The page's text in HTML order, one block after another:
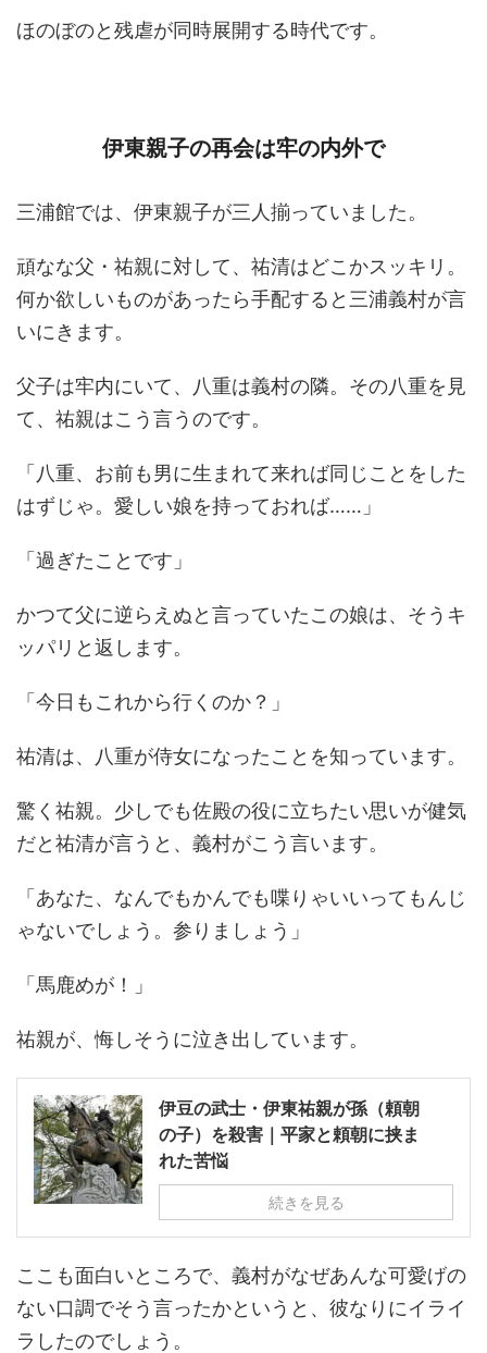
ほのぼのと残虐が同時展開する時代です。
伊東親子の再会は牢の内外で
三浦館では、伊東親子が三人揃っていました。
頑なな父・祐親に対して、祐清はどこかスッキリ。
何か欲しいものがあったら手配すると三浦義村が言
いにきます。
父子は牢内にいて、八重は義村の隣。その八重を見
て、祐親はこう言うのです。
「八重、お前も男に生まれて来れば同じことをした
はずじゃ。愛しい娘を持っておれば……」
「過ぎたことです」
かつて父に逆らえぬと言っていたこの娘は、そうキ
ッパリと返します。
「今日もこれから行くのか？」
祐清は、八重が侍女になったことを知っています。
驚く祐親。少しでも佐殿の役に立ちたい思いが健気
だと祐清が言うと、義村がこう言います。
「あなた、なんでもかんでも喋りゃいいってもんじ
ゃないでしょう。参りましょう」
「馬鹿めが！」
祐親が、悔しそうに泣き出しています。
伊豆の武士・伊東祐親が孫（頼朝
の子）を殺害｜平家と頼朝に挟ま
れた苦悩
続きを見る
ここも面白いところで、義村がなぜあんな可愛げの
ない口調でそう言ったかというと、彼なりにイライ
ラしたのでしょう。